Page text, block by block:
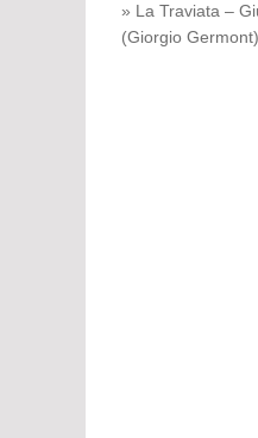
» La Traviata –
(Giorgio